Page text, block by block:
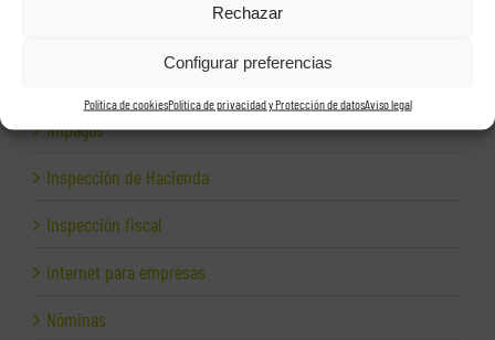
Rechazar
Configurar preferencias
Política de cookiesPolítica de privacidad y Protección de datosAviso legal
Impagos
Inspección de Hacienda
Inspección fiscal
Internet para empresas
Nóminas